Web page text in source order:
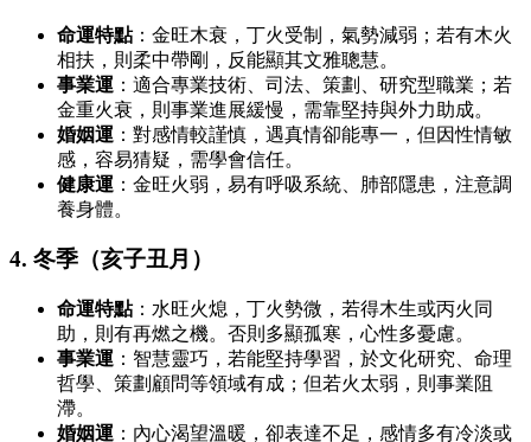
命運特點：金旺木衰，丁火受制，氣勢減弱；若有木火
相扶，則柔中帶剛，反能顯其文雅聰慧。
事業運 ：適合專業技術、司法、策劃、研究型職業；若
金重火衰，則事業進展緩慢，需靠堅持與外力助成。
婚姻運 ：對感情較謹慎，遇真情卻能專一，但因性情敏
感，容易猜疑，需學會信任。
健康運 ：金旺火弱，易有呼吸系統、肺部隱患，注意調
養身體。
4. 冬季（亥子丑月）
命運特點：水旺火熄，丁火勢微，若得木生或丙火同
助，則有再燃之機。否則多顯孤寒，心性多憂慮。
事業運 ：智慧靈巧，若能堅持學習，於文化研究、命理
哲學、策劃顧問等領域有成；但若火太弱，則事業阻
滯。
婚姻運 ：內心渴望溫暖，卻表達不足，感情多有冷淡或